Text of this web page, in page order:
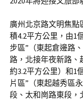
廣州北京路文明焦
積4.2平方公里，由1
步區”（東起倉邊路
路，北接年夜新路
約3.2平方公里）和1
片區”（東起越秀區
段、太和崗路東段，